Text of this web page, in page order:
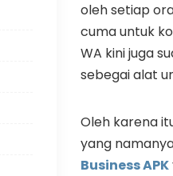
oleh setiap
cuma untuk
WA kini juga
sebegai alat
Oleh karena
yang
Business APK